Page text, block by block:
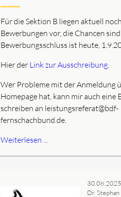
Für die Sektion B liegen aktuell
Bewerbungen vor, die Chancen
Bewerbungsschluss ist heute,
Hier der Link zur Ausschreibung.
Wer Probleme mit der Anmeldung
Homepage hat, kann mir auch eine
schreiben an leistungsreferat@bdf-
fernschachbund.de.
Weiterlesen ...
Dr.